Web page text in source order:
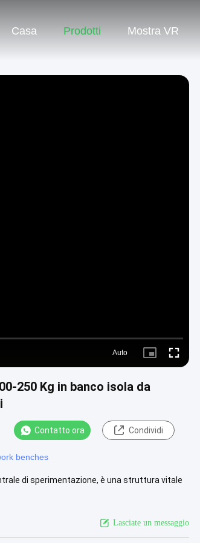
Casa Prodotti Mostra VR
Auto
Picture- Fullscreen
250 Kg in banco isola da
Contatto ora Condividi
benches
di sperimentazione, è una struttura vitale
Lasciate un messaggio